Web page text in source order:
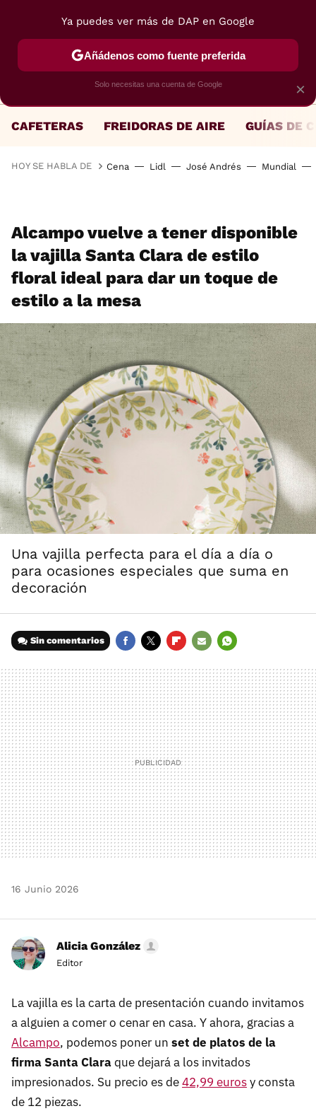
CAFETERAS FREIDORAS DE AIRE GUÍAS DE
HOY SE HABLA DE Cena Lidl José Andrés Mundial
Alcampo vuelve a tener disponible
la vajilla Santa Clara de estilo
floral ideal para dar un toque de
estilo a la mesa
Una vajilla perfecta para el día a día o
para ocasiones especiales que suma en
decoración
Sin comentarios
MAIL
16 Junio 2026
Alicia González
Editor
La vajilla es la carta de presentación cuando invitamos
a alguien a comer o cenar en casa. Y ahora, gracias a
Alcampo, podemos poner un set de platos de la
firma Santa Claraque dejará a los invitados
impresionados. Su precio es de42,99 eurosy consta
de 12 piezas.
×
Ya puedes ver más de DAP en Google
Añádenos como fuente preferida
Solo necesitas una cuenta de Google